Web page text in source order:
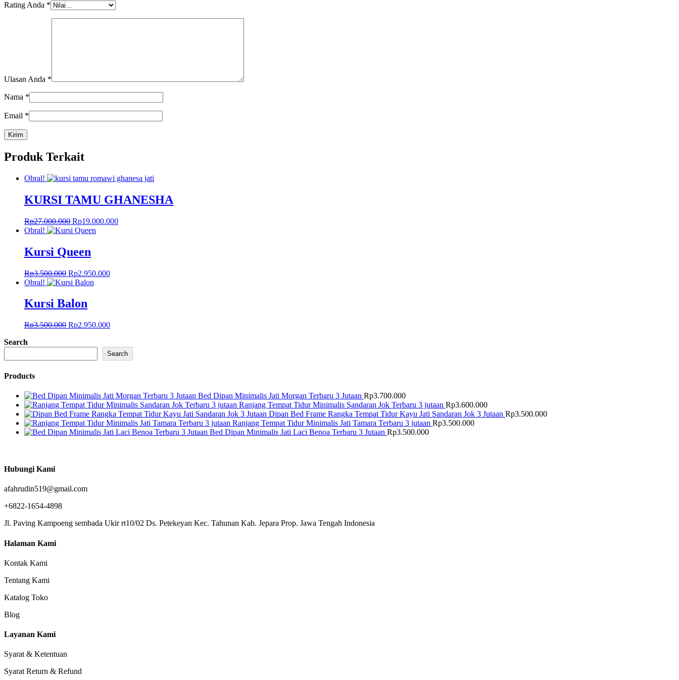
Rating Anda *
Ulasan Anda *
Nama *
Email *
Produk Terkait
Obral!
KURSI TAMU GHANESHA
Rp27.000.000 Harga
aslinya
Rp19.000.000Harga
Obral!
Kursi Queen
Rp3.500.000 Harga
aslinya
Rp3.500.000.
Rp2.950.000Harga
Obral!
Kursi Balon
Rp3.500.000 Harga
Rp3.500.000.
Rp2.950.000Harga
adalah:
Rp2.950.000.
Search
Search
Products
Bed Dipan Minimalis Jati Morgan Terbaru 3 Jutaan Rp3.700.000
Ranjang Tempat Tidur Minimalis Sandaran Jok Terbaru 3 jutaan Rp3.600.000
Dipan Bed Frame Rangka Tempat Tidur Kayu Jati Sandaran Jok 3 Jutaan Rp3.500.000
Ranjang Tempat Tidur Minimalis Jati Tamara Terbaru 3 jutaan Rp3.500.000
Bed Dipan Minimalis Jati Laci Benoa Terbaru 3 Jutaan Rp3.500.000
Hubungi Kami
afahrudin519@gmail.com
+6822-1654-4898
Jl. Paving Kampoeng sembada Ukir rt10/02 Ds. Petekeyan Kec. Tahunan Kab. Jepara Prop. Jawa Tengah Indonesia
Halaman Kami
Kontak Kami
Tentang Kami
Katalog Toko
Blog
Layanan Kami
Syarat & Ketentuan
Syarat Return & Refund